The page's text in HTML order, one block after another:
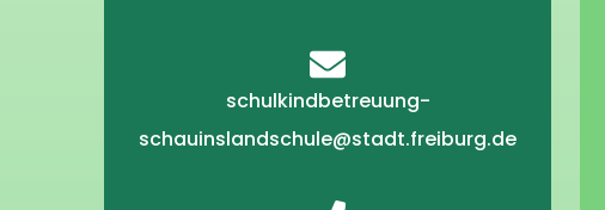
schulkindbetreuung-
schauinslandschule@stadt.freiburg.de